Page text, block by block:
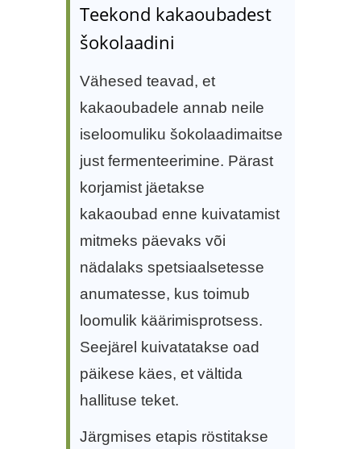
Teekond kakaoubadest
šokolaadini
Vähesed teavad, et
kakaoubadele annab neile
iseloomuliku šokolaadimaitse
just fermenteerimine. Pärast
korjamist jäetakse
kakaoubad enne kuivatamist
mitmeks päevaks või
nädalaks spetsiaalsetesse
anumatesse, kus toimub
loomulik käärimisprotsess.
Seejärel kuivatatakse oad
päikese käes, et vältida
hallituse teket.
Järgmises etapis röstitakse